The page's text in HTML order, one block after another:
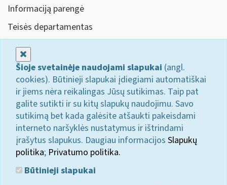
Informaciją parengė
Teisės departamentas
Šioje svetainėje naudojami slapukai (angl.
cookies). Būtinieji slapukai įdiegiami automatiškai
ir jiems nėra reikalingas Jūsų sutikimas. Taip pat
galite sutikti ir su kitų slapukų naudojimu. Savo
sutikimą bet kada galėsite atšaukti pakeisdami
interneto naršyklės nustatymus ir ištrindami
įrašytus slapukus. Daugiau informacijos Slapukų
politika; Privatumo politika.
Būtinieji slapukai